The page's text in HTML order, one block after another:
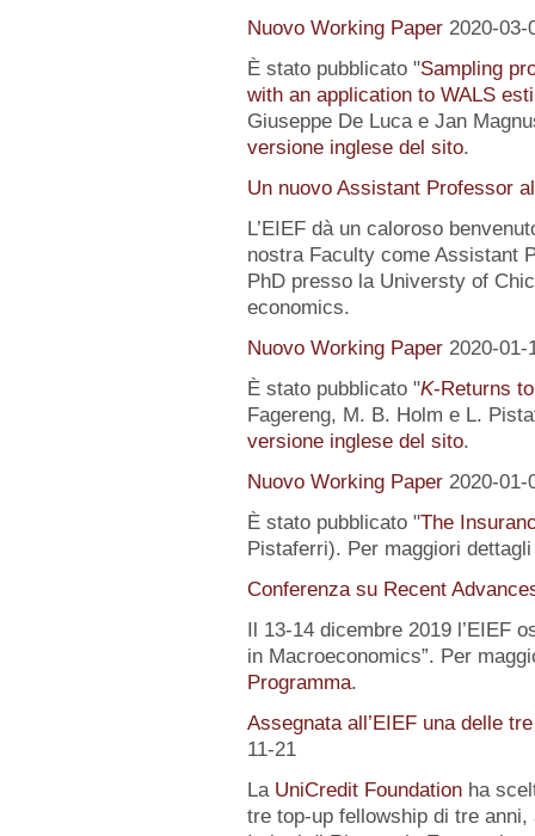
Nuovo Working Paper 2020-03-
È stato pubblicato "Sampling
with an application to WALS
Giuseppe De Luca e Jan
versione inglese del sito.
Un nuovo Assistant Professor
L’EIEF dà un caloroso
nostra Faculty come Assistant
PhD presso la Universty of
economics.
Nuovo Working Paper 2020-01-
È stato pubblicato "K-Returns
Fagereng, M. B. Holm e L.
versione inglese del sito.
Nuovo Working Paper 2020-01-
È stato pubblicato "The
Pistaferri). Per maggiori
Conferenza su Recent
Il 13-14 dicembre 2019 l’EIEF
in Macroeconomics”. Per
Programma.
Assegnata all’EIEF una delle
11-21
La UniCredit Foundationha
tre top-up fellowship di tre